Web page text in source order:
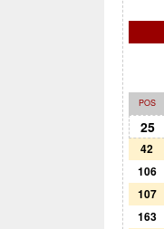
POS
25
42
106
107
163